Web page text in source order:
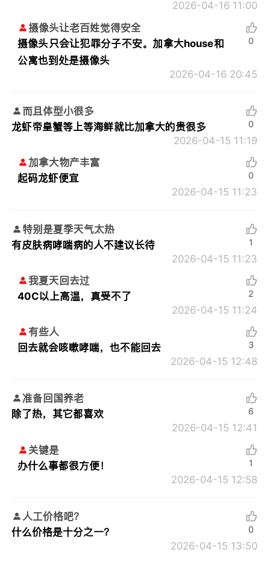
2026-04-16 11:00
摄像头让老百姓觉得安全
摄像头只会让犯罪分子不安。加拿大house和
公寓也到处是摄像头
2026-04-16 20:45
0
而且体型小很多
龙虾帝皇蟹等上等海鲜就比加拿大的贵很多
2026-04-15 11:19
0
加拿大物产丰富
起码龙虾便宜
2026-04-15 11:23
0
特别是夏季天气太热
有皮肤病哮喘病的人不建议长待
2026-04-15 11:23
1
我夏天回去过
40C以上高温，真受不了
2026-04-15 11:24
2
有些人
回去就会咳嗽哮喘，也不能回去
2026-04-15 12:48
3
准备回国养老
除了热，其它都喜欢
2026-04-15 12:41
6
关键是
办什么事都很方便！
2026-04-15 12:58
1
人工价格吧？
什么价格是十分之一？
2026-04-15 13:50
0